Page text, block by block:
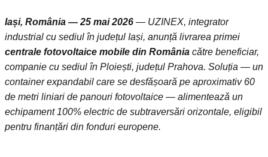
Iași, România — 25 mai 2026 — UZINEX, integrator
industrial cu sediul în județul Iași, anunță livrarea primei
centrale fotovoltaice mobile din România către beneficiar,
companie cu sediul în Ploiești, județul Prahova. Soluția — un
container expandabil care se desfășoară pe aproximativ 60
de metri liniari de panouri fotovoltaice — alimentează un
echipament 100% electric de subtraversări orizontale, eligibil
pentru finanțări din fonduri europene.